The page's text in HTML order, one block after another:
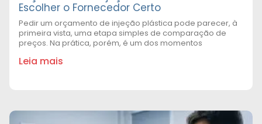
Escolher o Fornecedor Certo
Pedir um orçamento de injeção plástica pode parecer, à
primeira vista, uma etapa simples de comparação de
preços. Na prática, porém, é um dos momentos
Leia mais